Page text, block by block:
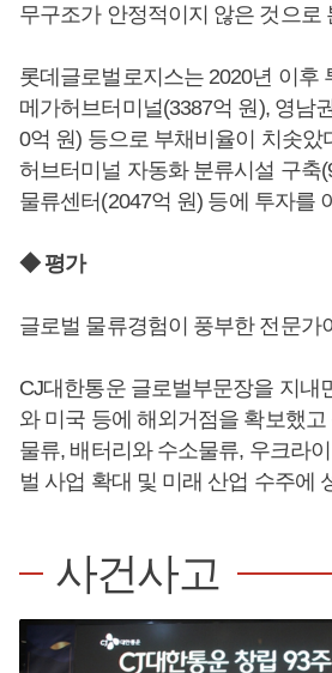
무구조가 안정적이지 않은 것으로
롯데글로벌로지스는 2020년 이후
메가허브터미널(3387억 원), 영남
0억 원) 등으로 부채비율이 치솟았
허브터미널 자동화 분류시설 구축
물류센터(2047억 원) 등에 투자를
◆ 평가
글로벌 물류경험이 풍부한 전문가
CJ대한통운 글로벌부문장을 지내
와 미국 등에 해외거점을 확보했
물류, 배터리와 수소물류, 우크라
벌 사업 확대 및 미래 산업 수주에
사건사고